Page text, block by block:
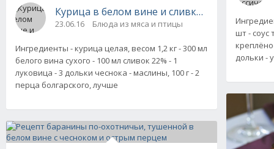
Курица в белом вине и сливках, пошаговый
23.06.16 Блюда из мяса и птицы
Ингредиенты - курица целая, весом 1,2 кг - 300 мл
белого вина сухого - 100 мл сливок 22% - 1
луковица - 3 дольки чеснока - маслины, 100 г - 2
перца болгарского, лучше
шт - соус
дольки -